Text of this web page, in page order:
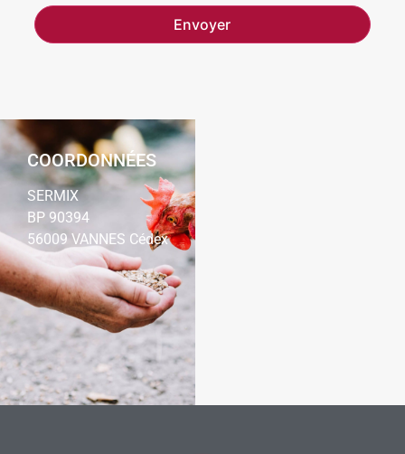
COORDONNÉES
SERMIX
BP 90394
56009 VANNES Cédex